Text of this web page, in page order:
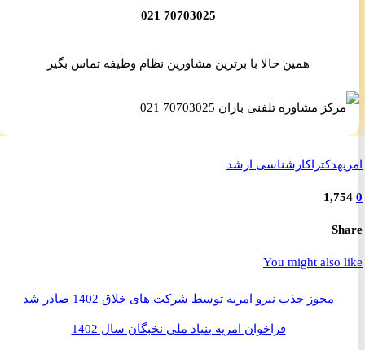
70703025 021
همین حالا با برترین مشاورین نظام وظیفه تماس بگیر
دکتراکارشناسی ارشد
You might
مجوز جذب نیرو امریه توسط شرکت های خلاق 1402 صادر شد
فراخوان امریه بنیاد ملی نخبگان سال 1402